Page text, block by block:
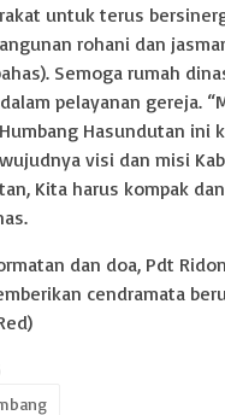
untuk terus
rohani dan
Semoga rumah
pelayanan gereja.
Hasundutan ini
visi dan misi
Kita harus kompak
dan doa, Pdt
cendramata